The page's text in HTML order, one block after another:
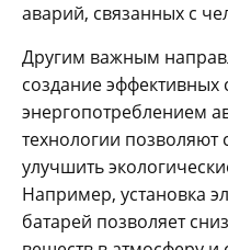
аварий, связанных с
Другим важным
создание эффективных
энергопотреблением
технологии позволяют
улучшить
Например, установка
батарей позволяет